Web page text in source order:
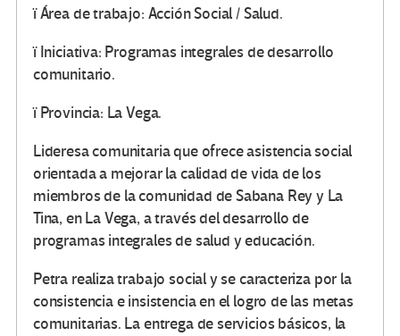
ï Área de trabajo: Acción Social / Salud.
ï Iniciativa: Programas integrales de desarrollo
comunitario.
ï Provincia: La Vega.
Lideresa comunitaria que ofrece asistencia social
orientada a mejorar la calidad de vida de los
miembros de la comunidad de Sabana Rey y La
Tina, en La Vega, a través del desarrollo de
programas integrales de salud y educación.
Petra realiza trabajo social y se caracteriza por la
consistencia e insistencia en el logro de las metas
comunitarias. La entrega de servicios básicos, la